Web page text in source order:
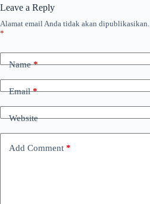
Leave a Reply
Alamat email Anda tidak akan dipublikasikan.
*
Name*
Email*
Website
Add Comment *